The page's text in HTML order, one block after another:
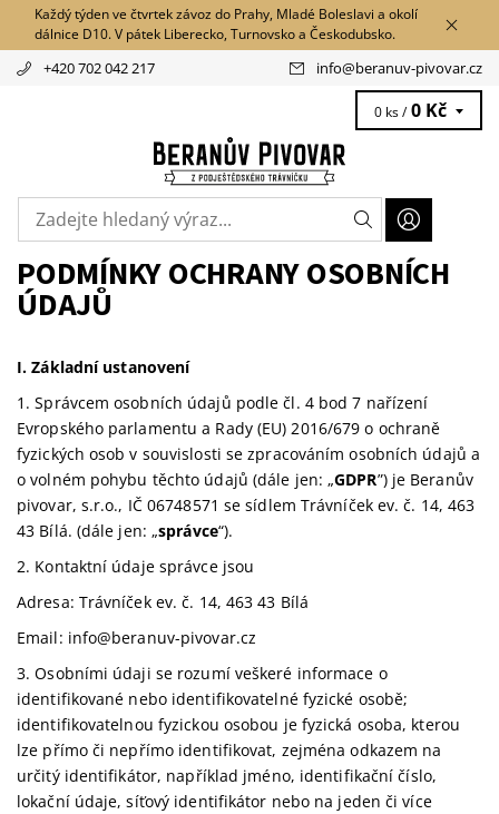
Každý týden ve čtvrtek závoz do Prahy, Mladé Boleslavi a okolí
dálnice D10. V pátek Liberecko, Turnovsko a Českodubsko.
+420 702 042 217 info@beranuv-pivovar.cz
0 ks / 0 Kč
PODMÍNKY OCHRANY OSOBNÍCH
ÚDAJŮ
I.Základní ustanovení
1. Správcem osobních údajů podle čl. 4 bod 7 nařízení
Evropského parlamentu a Rady (EU) 2016/679 o ochraně
fyzických osob v souvislosti se zpracováním osobních údajů a
o volném pohybu těchto údajů (dále jen: „GDPR”) je Beranův
pivovar, s.r.o., IČ 06748571 se sídlem Trávníček ev. č. 14, 463
43 Bílá. (dále jen: „správce“).
2. Kontaktní údaje správce jsou
Adresa: Trávníček ev. č. 14, 463 43 Bílá
Email: info@beranuv-pivovar.cz
3. Osobními údaji se rozumí veškeré informace o
identifikované nebo identifikovatelné fyzické osobě;
identifikovatelnou fyzickou osobou je fyzická osoba, kterou
lze přímo či nepřímo identifikovat, zejména odkazem na
určitý identifikátor, například jméno, identifikační číslo,
lokační údaje, síťový identifikátor nebo na jeden či více